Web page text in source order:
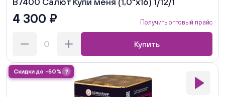
4 300 ₽ Получить оптовый прайс
Купить
Скидки до -50% ?